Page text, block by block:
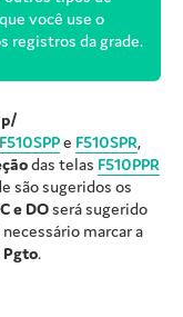
você use o
registros da grade.
F510SPPe F510SPR,
das telas F510PPR
são sugeridos os
e DOserá sugerido
marcar a
Pgto.